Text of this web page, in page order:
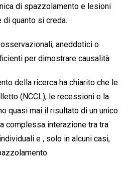
di spazzolamento e lesioni
quanto si creda.
aneddotici o
per dimostrare causalità.
della ricerca ha chiarito che le
(NCCL), le recessioni e la
quasi mai il risultato di un unico
complessa interazione tra tra
e , solo in alcuni casi,